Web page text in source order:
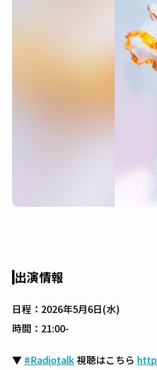
出演情報
日程： 2026年5月6日(水)
時間： 21:00-
▼ #Radiotalk視聴はこちら